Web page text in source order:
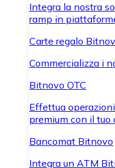
Integra la nostra
ramp in
Carte regalo
Commercializza i
Bitnovo OTC
Effettua
premium con il tuo
Bancomat Bitnovo
Integra un ATM